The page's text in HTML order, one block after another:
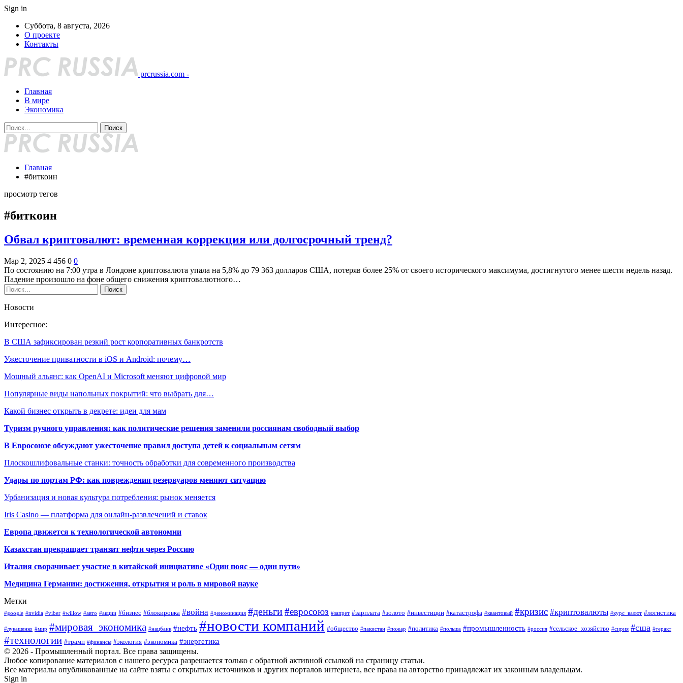
Sign in
Суббота, 8 августа, 2026
О проекте
Контакты
prcrussia.com -
Главная
В мире
Экономика
Главная
#биткоин
просмотр тегов
#биткоин
Обвал криптовалют: временная коррекция или долгосрочный тренд?
Мар 2, 2025 4 456 0 0
По состоянию на 7:00 утра в Лондоне криптовалюта упала на 5,8% до 79 363 долларов США, потеряв более 25% от своего исторического максимума, достигнутого менее шести недель назад.
Падение произошло на фоне общего снижения криптовалютного…
Новости
Интересное:
В США зафиксирован резкий рост корпоративных банкротств
Ужесточение приватности в iOS и Android: почему…
Мощный альянс: как OpenAI и Microsoft меняют цифровой мир
Популярные виды напольных покрытий: что выбрать для…
Какой бизнес открыть в декрете: идеи для мам
Туризм ручного управления: как политические решения заменили россиянам свободный выбор
В Евросоюзе обсуждают ужесточение правил доступа детей к социальным сетям
Плоскошлифовальные станки: точность обработки для современного производства
Удары по портам РФ: как повреждения резервуаров меняют ситуацию
Урбанизация и новая культура потребления: рынок меняется
Iris Casino — платформа для онлайн-развлечений и ставок
Европа движется к технологической автономии
Казахстан прекращает транзит нефти через Россию
Италия сворачивает участие в китайской инициативе «Один пояс — один пути»
Медицина Германии: достижения, открытия и роль в мировой науке
Метки
#google #nvidia #viber #willow #авто #акции #бизнес #блокировка #война #деноминация #деньги#евросоюз #запрет #зарплата #золото #инвестиции #катастрофа #квантовый #кризис #криптовалюты #курс_валют #логистика
#лукашенко #мир #мировая_экономика #нацбанк #нефть #новости компаний #общество #пакистан #пожар #политика #польша #промышленность #россия #сельское_хозяйство #сирия #сша #теракт
#технологии #трамп #финансы #экология #экономика #энергетика
© 2026 - Промышленный портал. Все права защищены.
Любое копирование материалов с нашего ресурса разрешается только с обратной активной ссылкой на страницу статьи.
Все материалы опубликованные на сайте взяты с открытых источников и других порталов интернета, все права на авторство принадлежат их законным владельцам.
Sign in